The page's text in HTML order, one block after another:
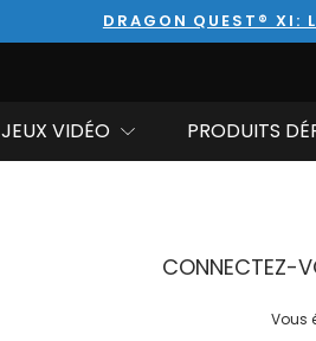
DRAGON QUEST® XI:
JEUX VIDÉO PRODUITS
CONNECTEZ-
Vous